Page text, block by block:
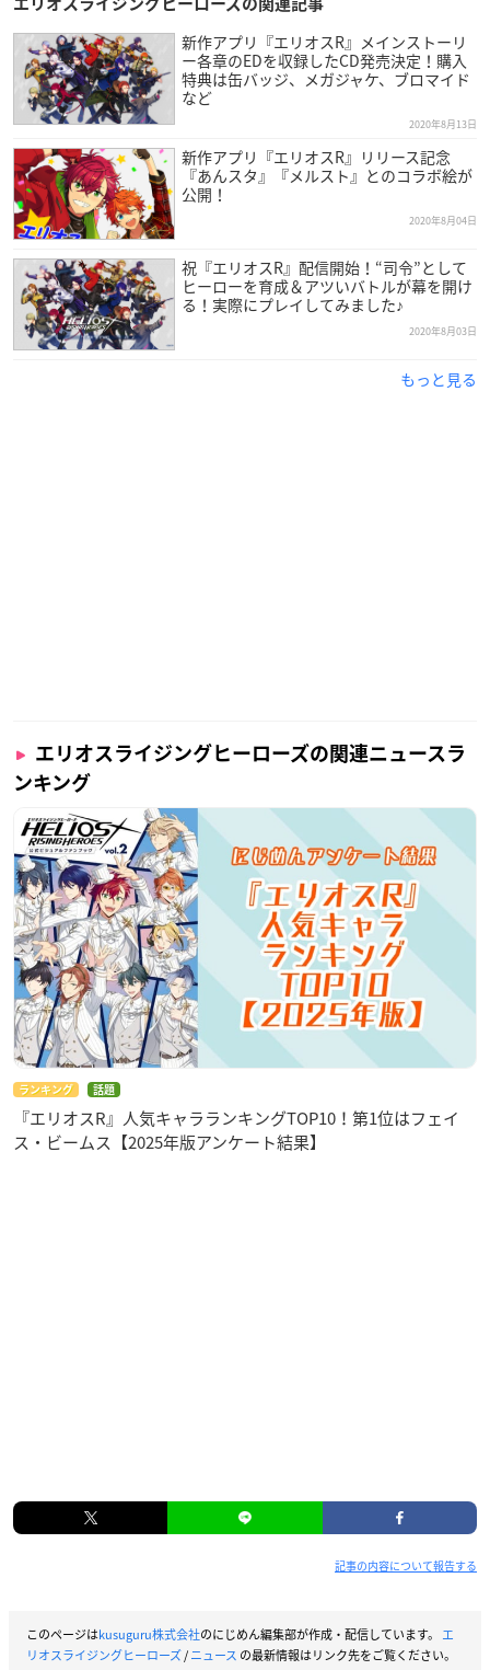
エリオスライジングヒーローズの関連記事
新作アプリ『エリオスR』メインストーリ
ー各章のEDを収録したCD発売決定！購入
特典は缶バッジ、メガジャケ、ブロマイド
など
2020年8月13日
新作アプリ『エリオスR』リリース記念
『あんスタ』『メルスト』とのコラボ絵が
公開！
2020年8月04日
祝『エリオスR』配信開始！“司令”として
ヒーローを育成＆アツいバトルが幕を開け
る！実際にプレイしてみました♪
2020年8月03日
もっと見る
エリオスライジングヒーローズの関連ニュースラ
ンキング
ランキング 話題
『エリオスR』人気キャラランキングTOP10！第1位はフェイ
ス・ビームス【2025年版アンケート結果】
記事の内容について報告する
このページはkusuguru株式会社のにじめん編集部が作成・配信しています。 エ
リオスライジングヒーローズ/ニュース の最新情報はリンク先をご覧ください。